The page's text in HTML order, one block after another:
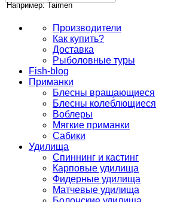
Например: Taimen
Производители
Как купить?
Доставка
Рыболовные туры
Fish-blog
Приманки
Блесны вращающиеся
Блесны колеблющиеся
Воблеры
Мягкие приманки
Сабики
Удилища
Спиннинг и кастинг
Карповые удилища
Фидерные удилища
Матчевые удилища